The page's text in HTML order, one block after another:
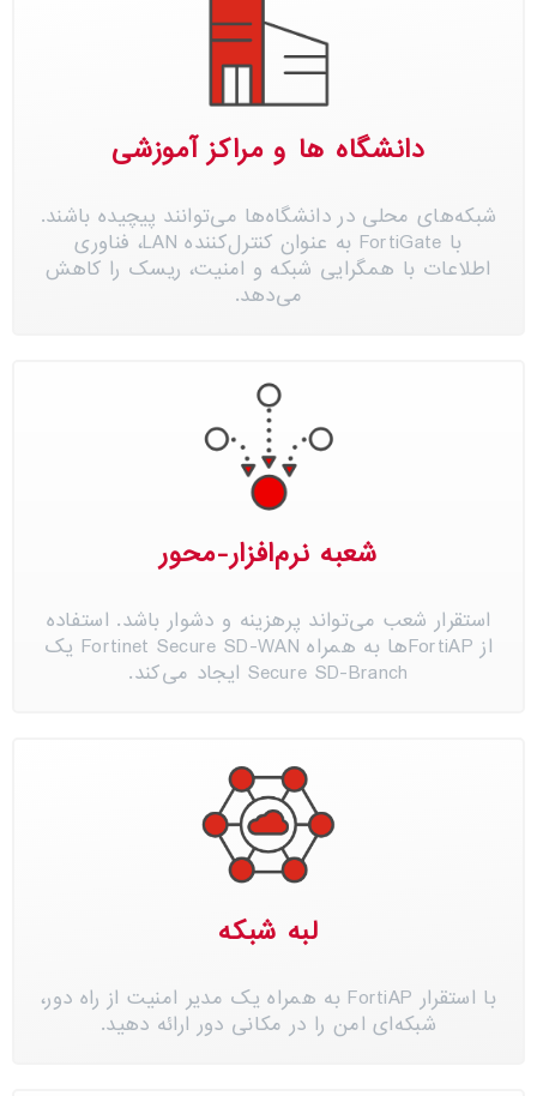
دانشگاه ها و مراکز آموزشی
شبکه‌های محلی در دانشگاه‌ها می‌توانند پیچیده باشند.
با FortiGate به عنوان کنترل‌کننده LAN، فناوری
اطلاعات با همگرایی شبکه و امنیت، ریسک را کاهش
می‌دهد.
شعبه نرم‌افزار-محور
استقرار شعب می‌تواند پرهزینه و دشوار باشد. استفاده
از FortiAPها به همراه Fortinet Secure SD-WAN یک
Secure SD-Branch ایجاد می‌کند.
لبه شبکه
با استقرار FortiAP به همراه یک مدیر امنیت از راه دور،
شبکه‌ای امن را در مکانی دور ارائه دهید.